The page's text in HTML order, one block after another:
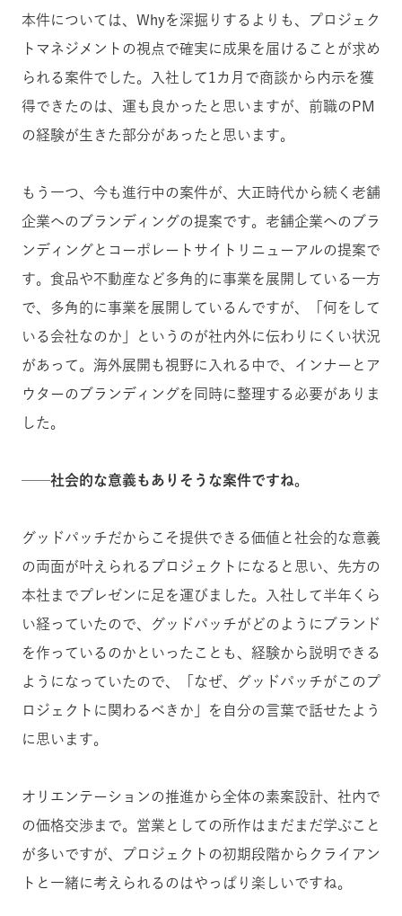
本件については、Whyを深掘りするよりも、プロジェク
トマネジメントの視点で確実に成果を届けることが求め
られる案件でした。入社して1カ月で商談から内示を獲
得できたのは、運も良かったと思いますが、前職のPM
の経験が生きた部分があったと思います。
もう一つ、今も進行中の案件が、大正時代から続く老舗
企業へのブランディングの提案です。 老舗企業へのブラ
ンディングとコーポレートサイトリニューアルの提案で
す。食品や不動産など多角的に事業を展開している一方
で、 多角的に事業を展開しているんですが、「何をして
いる会社なのか」というのが社内外に伝わりにくい状況
があって。海外展開も視野に入れる中で、インナーとア
ウターのブランディングを同時に整理する必要がありま
した。
──社会的な意義もありそうな案件ですね。
グッドパッチだからこそ提供できる価値と社会的な意義
の両面が叶えられるプロジェクトになると思い、先方の
本社までプレゼンに足を運びました。入社して半年くら
い経っていたので、グッドパッチがどのようにブランド
を作っているのかといったことも、経験から説明できる
ようになっていたので、「なぜ、グッドパッチがこのプ
ロジェクトに関わるべきか」を自分の言葉で話せたよう
に思います。
オリエンテーションの推進から全体の素案設計、社内で
の価格交渉まで。営業としての所作はまだまだ学ぶこと
が多いですが、プロジェクトの初期段階からクライアン
トと一緒に考えられるのはやっぱり楽しいですね。